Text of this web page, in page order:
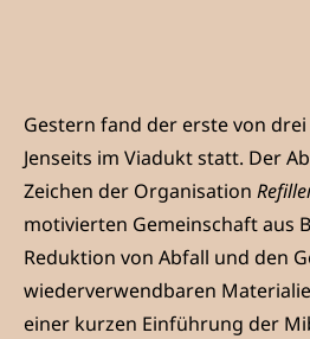
Gestern fand der erste von
Jenseits im Viadukt statt. Der
Zeichen der Organisation
motivierten Gemeinschaft aus
Reduktion von Abfall und den
wiederverwendbaren
einer kurzen Einführung der